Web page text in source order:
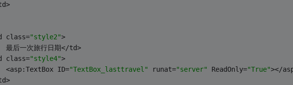
class=
"style2">
后一次旅行日期</td>
class=
"style4">
<asp:TextBox ID=
"TextBox_lasttravel" runat="server" ReadOnly="True"></